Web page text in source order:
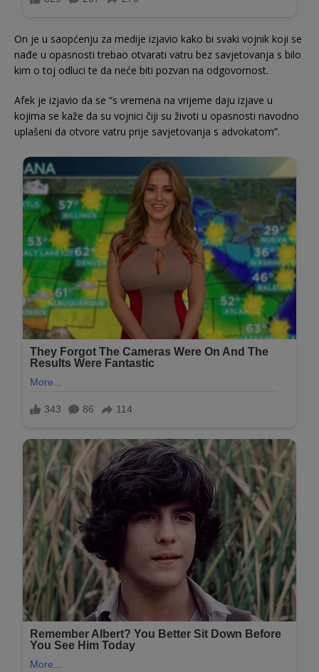
On je u saopćenju za medije izjavio kako bi svaki vojnik koji se
nađe u opasnosti trebao otvarati vatru bez savjetovanja s bilo
kim o toj odluci te da neće biti pozvan na odgovornost.
Afek je izjavio da se “s vremena na vrijeme daju izjave u
kojima se kaže da su vojnici čiji su životi u opasnosti navodno
uplašeni da otvore vatru prije savjetovanja s advokatom”.